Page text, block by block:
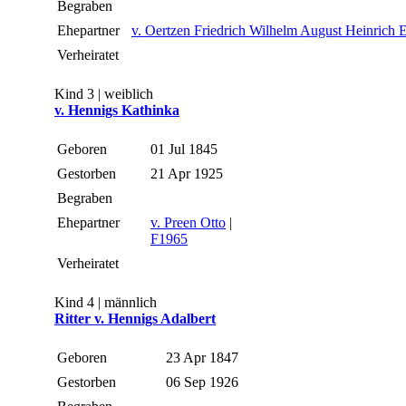
Begraben
Ehepartner
v. Oertzen Friedrich Wilhelm August Heinrich
Verheiratet
Kind 3 | weiblich
v. Hennigs Kathinka
Geboren
01 Jul 1845
Gestorben
21 Apr 1925
Begraben
Ehepartner
v. Preen Otto |
F1965
Verheiratet
Kind 4 | männlich
Ritter v. Hennigs Adalbert
Geboren
23 Apr 1847
Gestorben
06 Sep 1926